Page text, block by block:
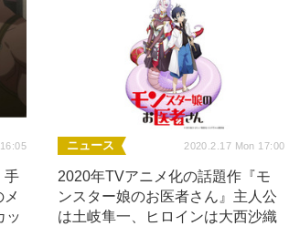
手
ッ
ニュース 2020.2.17 Mon 17:00
2020年TVアニメ化の話題作『モ
ンスター娘のお医者さん』主人公
は土岐隼一、ヒロインは大西沙織